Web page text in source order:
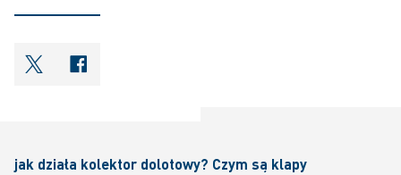
shareOntwitter
shareOnfacebook
jak działa kolektor dolotowy? Czym są klapy